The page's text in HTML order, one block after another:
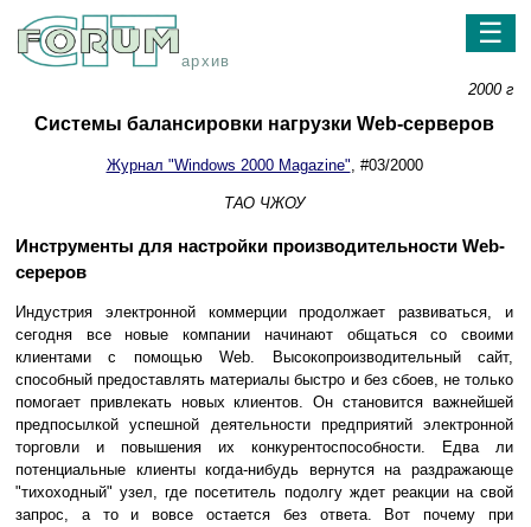
архив
☰
2000 г
Системы балансировки нагрузки Web-серверов
Журнал "Windows 2000 Magazine", #03/2000
ТАО ЧЖОУ
Инструменты для настройки производительности Web-
сереров
Индустрия электронной коммерции продолжает развиваться, и
сегодня все новые компании начинают общаться со своими
клиентами с помощью Web. Высокопроизводительный сайт,
способный предоставлять материалы быстро и без сбоев, не только
помогает привлекать новых клиентов. Он становится важнейшей
предпосылкой успешной деятельности предприятий электронной
торговли и повышения их конкурентоспособности. Едва ли
потенциальные клиенты когда-нибудь вернутся на раздражающе
"тихоходный" узел, где посетитель подолгу ждет реакции на свой
запрос, а то и вовсе остается без ответа. Вот почему при